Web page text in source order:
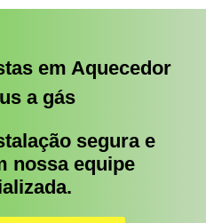
em Aquecedor
a gás
segura e
nossa equipe